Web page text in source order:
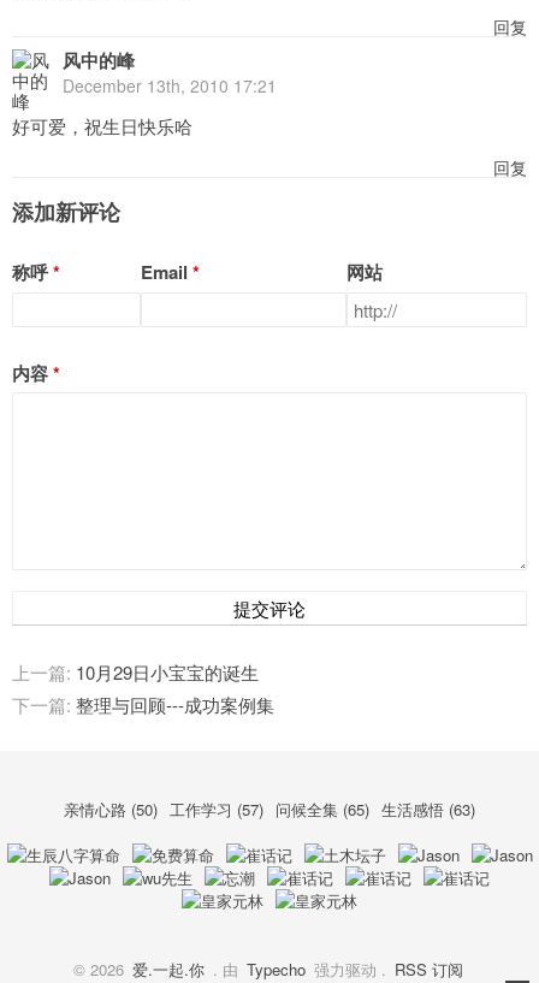
回复
风中的峰
December 13th, 2010 17:21
好可爱，祝生日快乐哈
回复
添加新评论
称呼 Email 网站
内容
提交评论
上一篇: 10月29日小宝宝的诞生
下一篇: 整理与回顾---成功案例集
亲情心路 (50) 工作学习 (57) 问候全集 (65) 生活感悟 (63)
© 2026 爱.一起.你 . 由 Typecho 强力驱动 . RSS 订阅